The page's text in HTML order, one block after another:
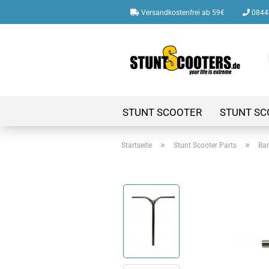
Versandkostenfrei ab 59€
STUNT SCOOTER STUNT
Startseite » Stunt Scooter Parts »